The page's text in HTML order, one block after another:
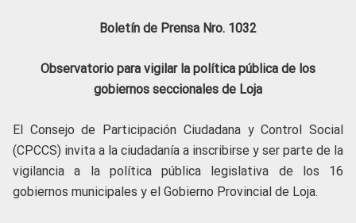
Boletín de Prensa Nro. 1032
Observatorio para vigilar la política pública de los
gobiernos seccionales de Loja
El Consejo de Participación Ciudadana y Control Social
(CPCCS) invita a la ciudadanía a inscribirse y ser parte de la
vigilancia a la política pública legislativa de los 16
gobiernos municipales y el Gobierno Provincial de Loja.